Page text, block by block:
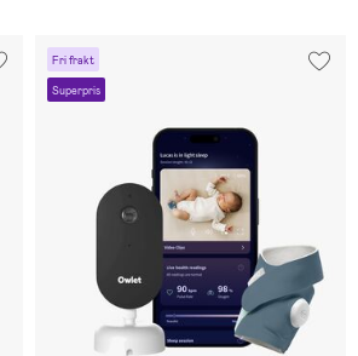
Fri frakt
Superpris